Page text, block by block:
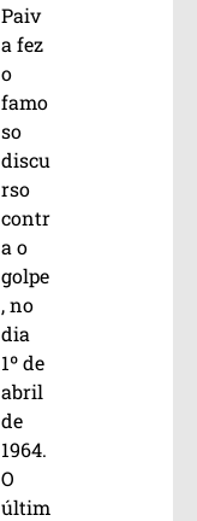
Paiv
a fez
o
famo
so
discu
rso
contr
a o
golpe
, no
dia
1º de
abril
de
1964.
O
últim